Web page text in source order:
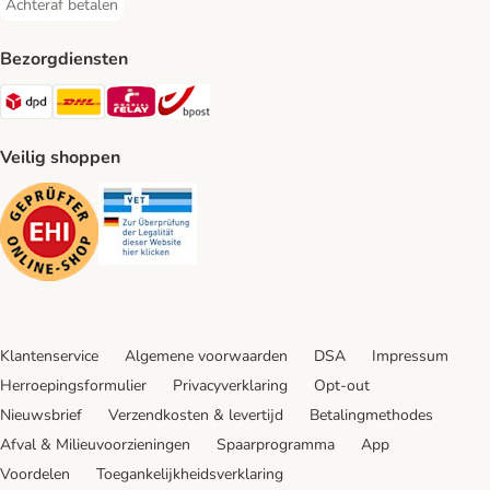
Achteraf betalen
Achteraf betalen Payment Method
Bezorgdiensten
Dpd Shipping Method
DHL Shipping Method
Mondial Relay Shipping Method
Veilig shoppen
Security
Klantenservice Algemene voorwaarden DSA
Impressum
Herroepingsformulier
Privacyverklaring
Opt-out
Nieuwsbrief
Verzendkosten & levertijd
Betalingmethodes
Afval & Milieuvoorzieningen
Spaarprogramma
App
Voordelen
Toegankelijkheidsverklaring